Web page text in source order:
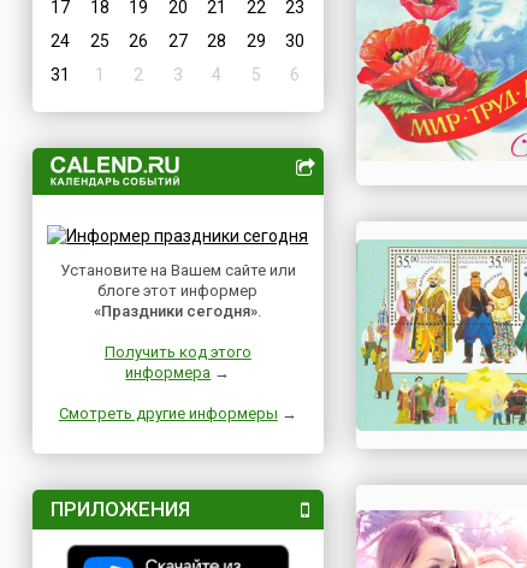
17
18 19 20 21 22
23
24
25 26 27 28 29
30
31
1 2 3 4 5 6
Установите на Вашем сайте или
блоге этот информер
«Праздники сегодня».
Получить код этого
информера →
Смотреть другие информеры →
ПРИЛОЖЕНИЯ